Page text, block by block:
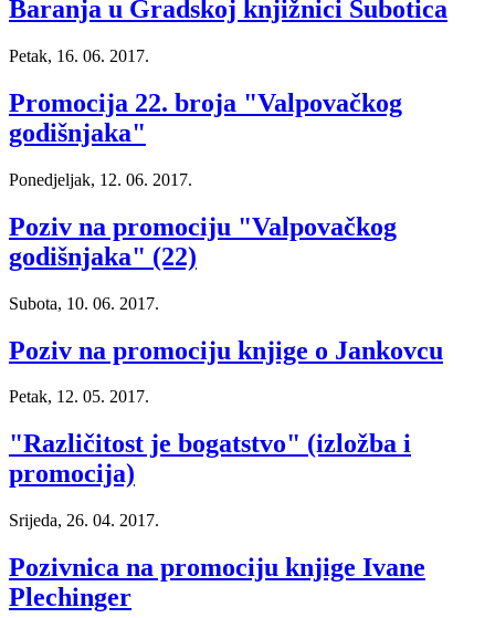
Baranja u Gradskoj knjižnici Subotica
Petak, 16. 06. 2017.
Promocija 22. broja "Valpovačkog
godišnjaka"
Ponedjeljak, 12. 06. 2017.
Poziv na promociju "Valpovačkog
godišnjaka" (22)
Subota, 10. 06. 2017.
Poziv na promociju knjige o Jankovcu
Petak, 12. 05. 2017.
"Različitost je bogatstvo" (izložba i
promocija)
Srijeda, 26. 04. 2017.
Pozivnica na promociju knjige Ivane
Plechinger